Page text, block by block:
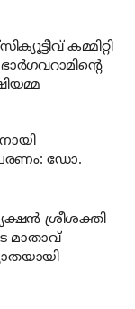
കമ്മിറ്റി
ഡോ.
ശ്രീശക്തി
മാതാവ്